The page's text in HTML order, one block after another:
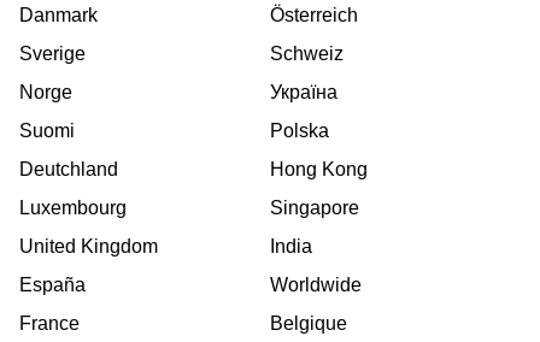
Danmark
Sverige
Norge
Suomi
Deutchland
Luxembourg
United Kingdom
España
France
Österreich
Schweiz
Україна
Polska
Hong Kong
Singapore
India
Worldwide
Belgique